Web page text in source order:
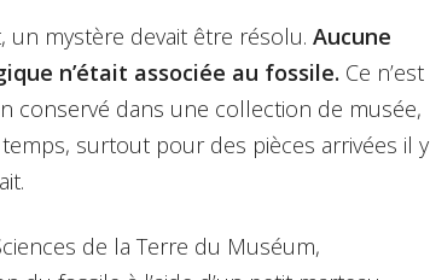
un mystère devait être résolu. Aucune
n’était associée au fossile. Ce n’est
conservé dans une collection de musée,
surtout pour des pièces arrivées il y
de la Terre du Muséum,